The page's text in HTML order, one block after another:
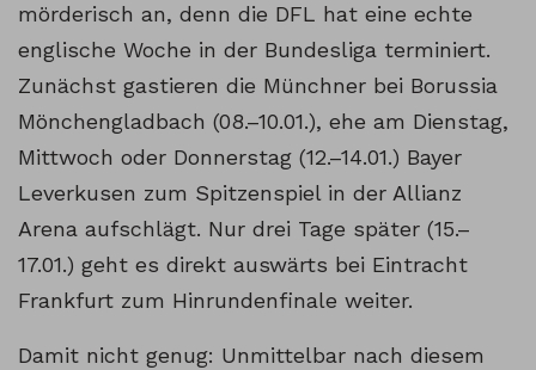
mörderisch an, denn die DFL hat eine echte
englische Woche in der Bundesliga terminiert.
Zunächst gastieren die Münchner bei Borussia
Mönchengladbach (08.–10.01.), ehe am Dienstag,
Mittwoch oder Donnerstag (12.–14.01.) Bayer
Leverkusen zum Spitzenspiel in der Allianz
Arena aufschlägt. Nur drei Tage später (15.–
17.01.) geht es direkt auswärts bei Eintracht
Frankfurt zum Hinrundenfinale weiter.
Damit nicht genug: Unmittelbar nach diesem